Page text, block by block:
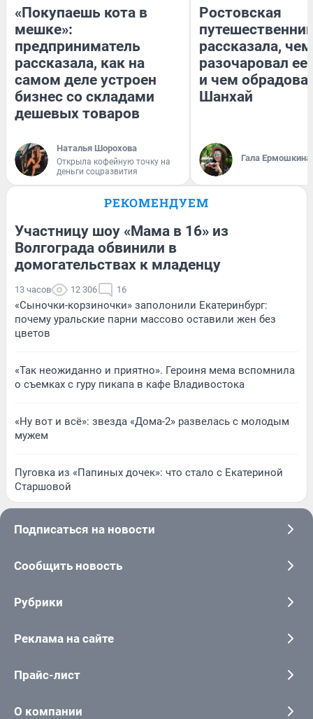
«Покупаешь кота в
мешке»:
предприниматель
рассказала, как на
самом деле устроен
бизнес со складами
дешевых товаров
Наталья Шорохова
Открыла кофейную точку на
деньги соцразвития
Ростовская
рассказала, чем
разочаровал
и чем
Шанхай
Гала Ермошкина
РЕКОМЕНДУЕМ
Участницу шоу «Мама в 16» из
Волгограда обвинили в
домогательствах к младенцу
13 часов 12 306 16
«Сыночки-корзиночки» заполонили Екатеринбург:
почему уральские парни массово оставили жен без
цветов
«Так неожиданно и приятно». Героиня мема вспомнила
о съемках с гуру пикапа в кафе Владивостока
«Ну вот и всё»: звезда «Дома-2» развелась с молодым
мужем
Пуговка из «Папиных дочек»: что стало с Екатериной
Старшовой
Подписаться на новости
Сообщить новость
Рубрики
Реклама на сайте
Прайс-лист
О компании